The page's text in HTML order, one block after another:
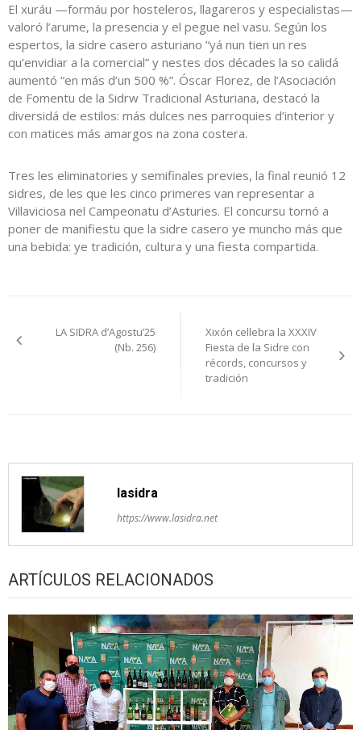
El xuráu —formáu por hosteleros, llagareros y especialistas—
valoró l’arume, la presencia y el pegue nel vasu. Según los
espertos, la sidre casero asturiano “yá nun tien un res
qu’envidiar a la comercial” y nestes dos décades la so calidá
aumentó “en más d’un 500 %”. Óscar Florez, de l’Asociación
de Fomentu de la Sidrw Tradicional Asturiana, destacó la
diversidá de estilos: más dulces nes parroquies d’interior y
con matices más amargos na zona costera.
Tres les eliminatories y semifinales previes, la final reunió 12
sidres, de les que les cinco primeres van representar a
Villaviciosa nel Campeonatu d’Asturies. El concursu tornó a
poner de manifiestu que la sidre casero ye muncho más que
una bebida: ye tradición, cultura y una fiesta compartida.
pelosLA SIDRA d’Agostu’25
(Nb. 256)
Xixón cellebra la XXXIV
Fiesta de la Sidre con
récords, concursos y
tradición
lasidra
https://www.lasidra.net
ARTÍCULOS RELACIONADOS